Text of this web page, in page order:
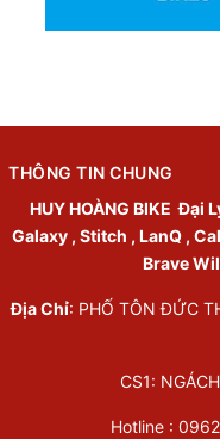
THÔNG TIN CHUNG
HUY HOÀNG BIKE Đại
Galaxy , Stitch , LanQ ,
Brave
Địa Chỉ: PHỐ TÔN ĐỨC
CS1:
Hotline :